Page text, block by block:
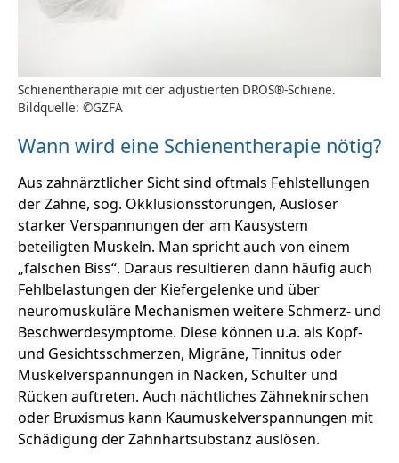
Schienentherapie mit der adjustierten DROS®-Schiene.
Bildquelle: ©GZFA
Wann wird eine Schienentherapie nötig?
Aus zahnärztlicher Sicht sind oftmals Fehlstellungen
der Zähne, sog. Okklusionsstörungen, Auslöser
starker Verspannungen der am Kausystem
beteiligten Muskeln. Man spricht auch von einem
„falschen Biss“. Daraus resultieren dann häufig auch
Fehlbelastungen der Kiefergelenke und über
neuromuskuläre Mechanismen weitere Schmerz- und
Beschwerdesymptome. Diese können u.a. als Kopf-
und Gesichtsschmerzen, Migräne, Tinnitus oder
Muskelverspannungen in Nacken, Schulter und
Rücken auftreten. Auch nächtliches Zähneknirschen
oder Bruxismus kann Kaumuskelverspannungen mit
Schädigung der Zahnhartsubstanz auslösen.